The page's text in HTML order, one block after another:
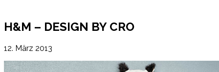
H&M – DESIGN BY CRO
12. März 2013